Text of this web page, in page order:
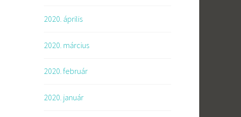
2020. április
2020. március
2020. február
2020. január